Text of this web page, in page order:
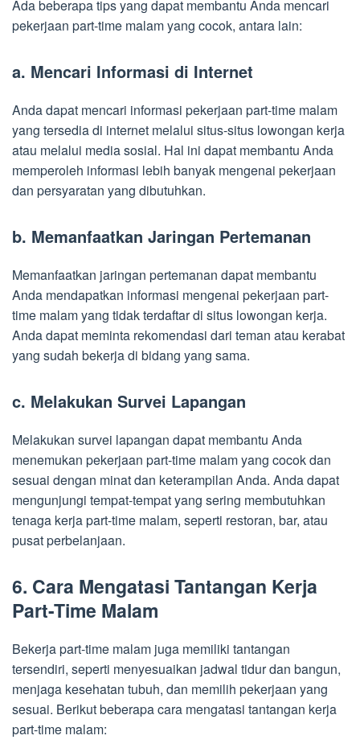
Ada beberapa tips yang dapat membantu Anda mencari
pekerjaan part-time malam yang cocok, antara lain:
a. Mencari Informasi di Internet
Anda dapat mencari informasi pekerjaan part-time malam
yang tersedia di internet melalui situs-situs lowongan kerja
atau melalui media sosial. Hal ini dapat membantu Anda
memperoleh informasi lebih banyak mengenai pekerjaan
dan persyaratan yang dibutuhkan.
b. Memanfaatkan Jaringan Pertemanan
Memanfaatkan jaringan pertemanan dapat membantu
Anda mendapatkan informasi mengenai pekerjaan part-
time malam yang tidak terdaftar di situs lowongan kerja.
Anda dapat meminta rekomendasi dari teman atau kerabat
yang sudah bekerja di bidang yang sama.
c. Melakukan Survei Lapangan
Melakukan survei lapangan dapat membantu Anda
menemukan pekerjaan part-time malam yang cocok dan
sesuai dengan minat dan keterampilan Anda. Anda dapat
mengunjungi tempat-tempat yang sering membutuhkan
tenaga kerja part-time malam, seperti restoran, bar, atau
pusat perbelanjaan.
6. Cara Mengatasi Tantangan Kerja
Part-Time Malam
Bekerja part-time malam juga memiliki tantangan
tersendiri, seperti menyesuaikan jadwal tidur dan bangun,
menjaga kesehatan tubuh, dan memilih pekerjaan yang
sesuai. Berikut beberapa cara mengatasi tantangan kerja
part-time malam: